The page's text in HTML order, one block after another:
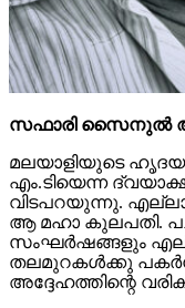
സഫാരി സൈനുല്‍
മലയാളിയുടെ
എം.ടിയെന്ന
വിടപറയുന്നു.
ആ മഹാ കുലപതി.
സംഘര്‍ഷങ്ങളും
തലമുറകള്‍ക്കു
അദ്ദേഹത്തിന്റെ